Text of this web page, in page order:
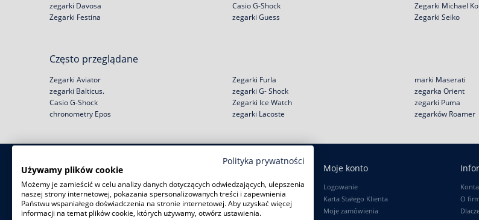
zegarki Davosa
Zegarki Festina
Casio G-Shock
zegarki Guess
Zegarki Michael
Zegarki Seiko
Często przeglądane
Zegarki Aviator
zegarki Balticus.
Casio G-Shock
chronometry Epos
Zegarki Furla
zegarki G- Shock
Zegarki Ice Watch
zegarki Lacoste
marki Maserati
zegarka Orient
zegarki Puma
zegarków Roamer
Zakupy
Zwroty i wymiany
Negocjacja ceny
Rabat na start!
Reklamacje
Regulamin
Jak kupić na raty?
Moje konto
Logowanie
Karta Stałego Klienta
Moje zamówienia
O
Polityka prywatności
Używamy plików cookie
Możemy je zamieścić w celu analizy danych dotyczących odwiedzających, ulepszenia
naszej strony internetowej, pokazania spersonalizowanych treści i zapewnienia
Państwu wspaniałego doświadczenia na stronie internetowej. Aby uzyskać więcej
informacji na temat plików cookie, których używamy, otwórz ustawienia.